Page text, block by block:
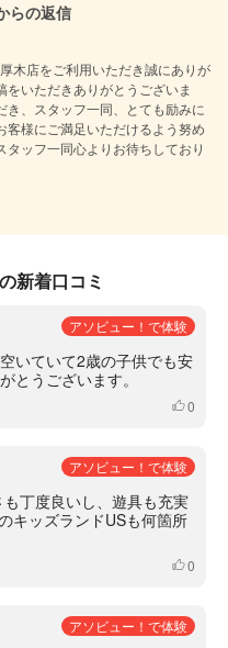
らの返信
木店をご利用いただき誠にありが
をいただきありがとうございま
き、スタッフ一同、とても励みに
客様にご満足いただけるよう努め
ッフ一同心よりお待ちしており
新着口コミ
アソビュー！で体験
いていて2歳の子供でも安
とうございます。
いいね
0
アソビュー！で体験
丁度良いし、遊具も充実
キッズランドUSも何箇所
いいね
0
アソビュー！で体験